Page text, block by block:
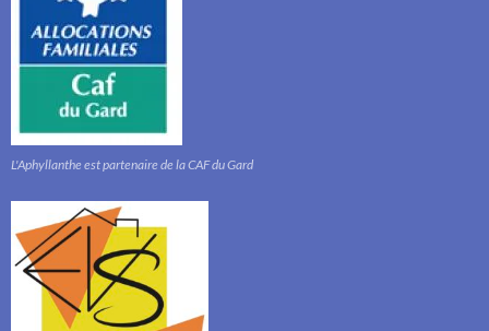
L'Aphyllanthe est partenaire de la CAF du Gard